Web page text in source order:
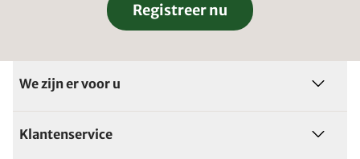
Registreer nu
We zijn er voor u
Klantenservice